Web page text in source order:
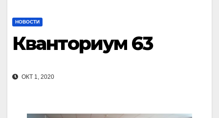
НОВОСТИ
Кванториум 63
ОКТ 1, 2020